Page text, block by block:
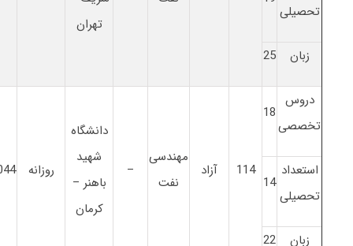
تهران
تحصیلی
زبان 25
دروس
تخصصی
18
114 آزاد
مهندسی
نفت
–
دانشگاه
شهید
باهنر –
کرمان
روزانه
استعداد
تحصیلی
14
زبان 22